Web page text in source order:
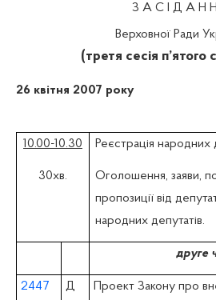
З А С І Д А Н
Верховної Ради
(третя сесія п’ятого
26 квітня 2007 року
10.00-10.30
30хв.
Реєстрація народних
Оголошення, заяви,
пропозиції від
народних депутатів.
друге
2447 Д
Проект Закону про